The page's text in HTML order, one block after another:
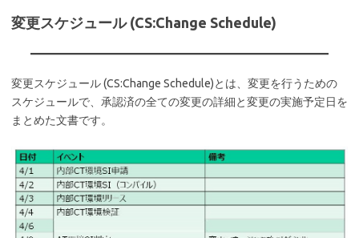
変更スケジュール (CS:Change Schedule)
変更スケジュール (CS:Change Schedule)とは、変更を行うための
スケジュールで、承認済の全ての変更の詳細と変更の実施予定日を
まとめた文書です。